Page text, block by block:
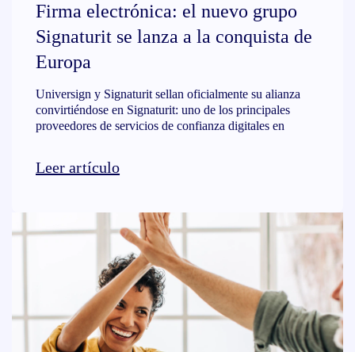
Firma electrónica: el nuevo grupo
Signaturit se lanza a la conquista de
Europa
Universign y Signaturit sellan oficialmente su alianza
convirtiéndose en Signaturit: uno de los principales
proveedores de servicios de confianza digitales en
Leer artículo